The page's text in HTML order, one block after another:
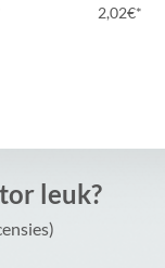
2,02€
leuk?